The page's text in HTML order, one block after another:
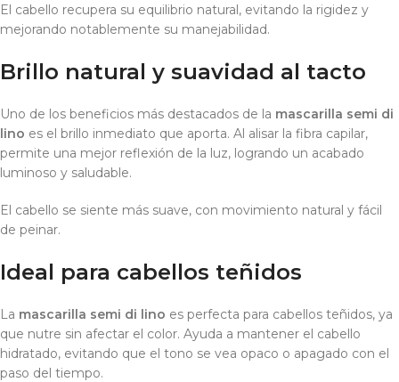
El cabello recupera su equilibrio natural, evitando la rigidez y
mejorando notablemente su manejabilidad.
Brillo natural y suavidad al tacto
Uno de los beneficios más destacados de la mascarilla semi di
lino es el brillo inmediato que aporta. Al alisar la fibra capilar,
permite una mejor reflexión de la luz, logrando un acabado
luminoso y saludable.
El cabello se siente más suave, con movimiento natural y fácil
de peinar.
Ideal para cabellos teñidos
La mascarilla semi di lino es perfecta para cabellos teñidos, ya
que nutre sin afectar el color. Ayuda a mantener el cabello
hidratado, evitando que el tono se vea opaco o apagado con el
paso del tiempo.